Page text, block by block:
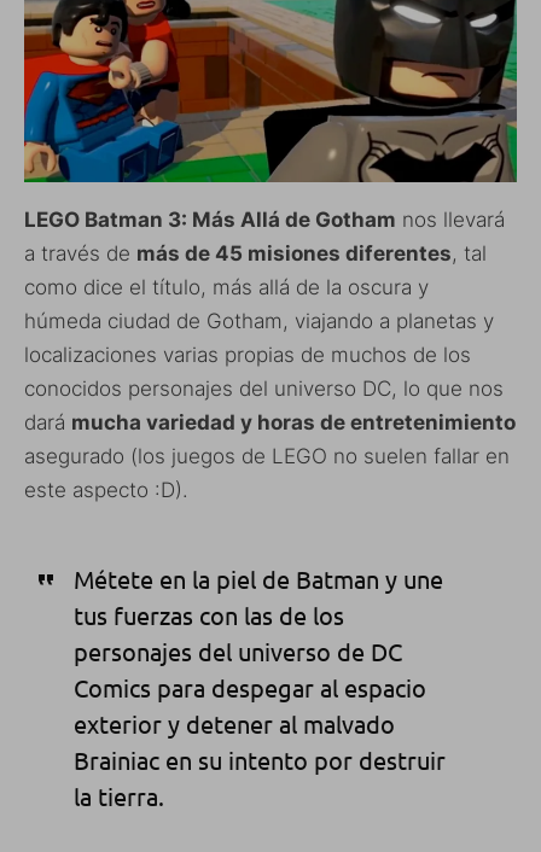
LEGO Batman 3: Más Allá de Gotham nos llevará
a través de más de 45 misiones diferentes, tal
como dice el título, más allá de la oscura y
húmeda ciudad de Gotham, viajando a planetas y
localizaciones varias propias de muchos de los
conocidos personajes del universo DC, lo que nos
dará mucha variedad y horas de entretenimiento
asegurado (los juegos de LEGO no suelen fallar en
este aspecto :D).
Métete en la piel de Batman y une
tus fuerzas con las de los
personajes del universo de DC
Comics para despegar al espacio
exterior y detener al malvado
Brainiac en su intento por destruir
la tierra.